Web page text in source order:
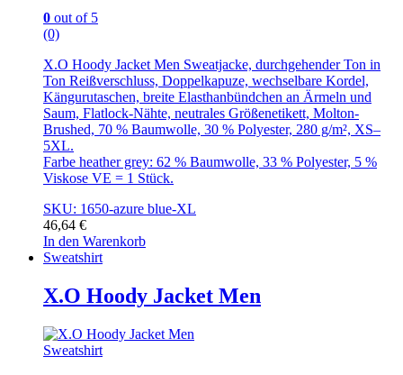
0 out of 5
(0)
X.O Hoody Jacket Men Sweatjacke, durchgehender Ton in
Ton Reißverschluss, Doppelkapuze, wechselbare Kordel,
Kängurutaschen, breite Elasthanbündchen an Ärmeln und
Saum, Flatlock-Nähte, neutrales Größenetikett, Molton-
Brushed, 70 % Baumwolle, 30 % Polyester, 280 g/m², XS–
5XL.
Farbe heather grey: 62 % Baumwolle, 33 % Polyester, 5 %
Viskose VE = 1 Stück.
SKU: 1650-azure blue-XL
46,64 €
In den Warenkorb
Sweatshirt
X.O Hoody Jacket Men
Sweatshirt